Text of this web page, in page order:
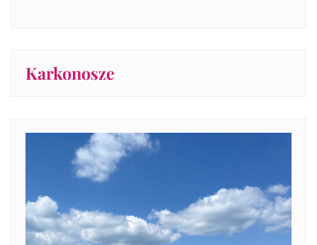
Karkonosze